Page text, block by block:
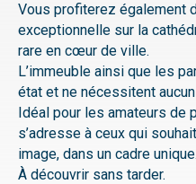
Vous profiterez également
exceptionnelle sur la
rare en cœur de ville.
L’immeuble ainsi que les
état et ne nécessitent aucun
Idéal pour les amateurs de
s’adresse à ceux qui
image, dans un cadre unique.
À découvrir sans tarder.